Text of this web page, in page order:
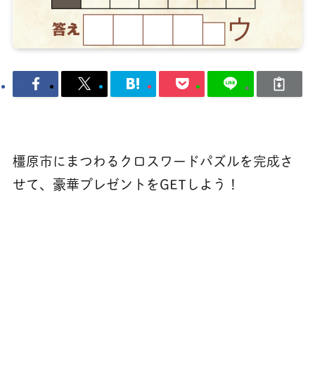
橿原市にまつわるクロスワードパズルを完成さ
せて、豪華プレゼントをGETしよう！